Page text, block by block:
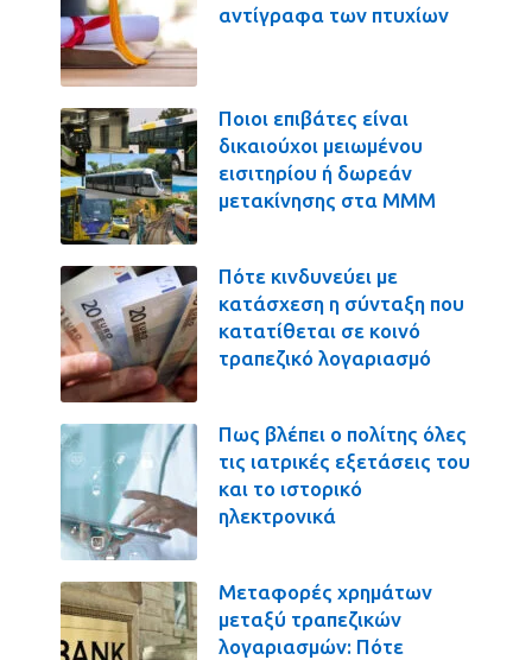
αντίγραφα των πτυχίων
Ποιοι επιβάτες είναι
δικαιούχοι μειωμένου
εισιτηρίου ή δωρεάν
μετακίνησης στα ΜΜΜ
Πότε κινδυνεύει με
κατάσχεση η σύνταξη που
κατατίθεται σε κοινό
τραπεζικό λογαριασμό
Πως βλέπει ο πολίτης όλες
τις ιατρικές εξετάσεις του
και το ιστορικό
ηλεκτρονικά
Μεταφορές χρημάτων
μεταξύ τραπεζικών
λογαριασμών: Πότε